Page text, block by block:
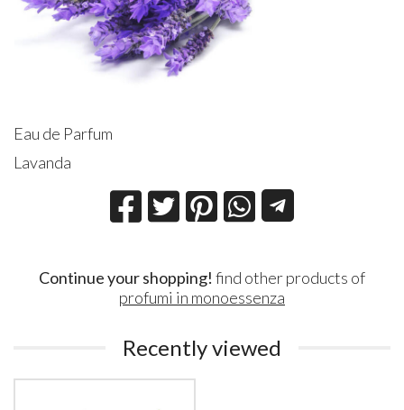
Eau de Parfum
Lavanda
Continue your shopping! find other products of
profumi in monoessenza
Recently viewed